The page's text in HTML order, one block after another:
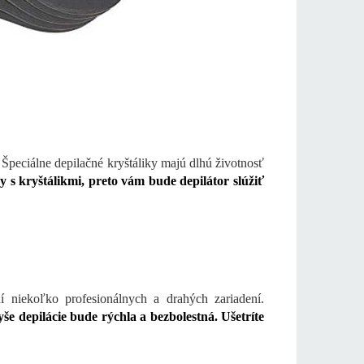
depilačné kryštáliky majú dlhú životnosť
s kryštálikmi, preto vám bude depilátor slúžiť
niekoľko profesionálnych a drahých zariadení.
depilácie bude rýchla a bezbolestná. Ušetríte